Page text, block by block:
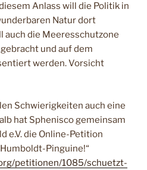
Anlass will die Politik in
Natur dort
auch die Meeresschutzone
und auf dem
werden. Vorsicht
Schwierigkeiten auch eine
hat Sphenisco gemeinsam
e.V. die Online-Petition
Pinguine!“
petitionen/1085/schuetzt-